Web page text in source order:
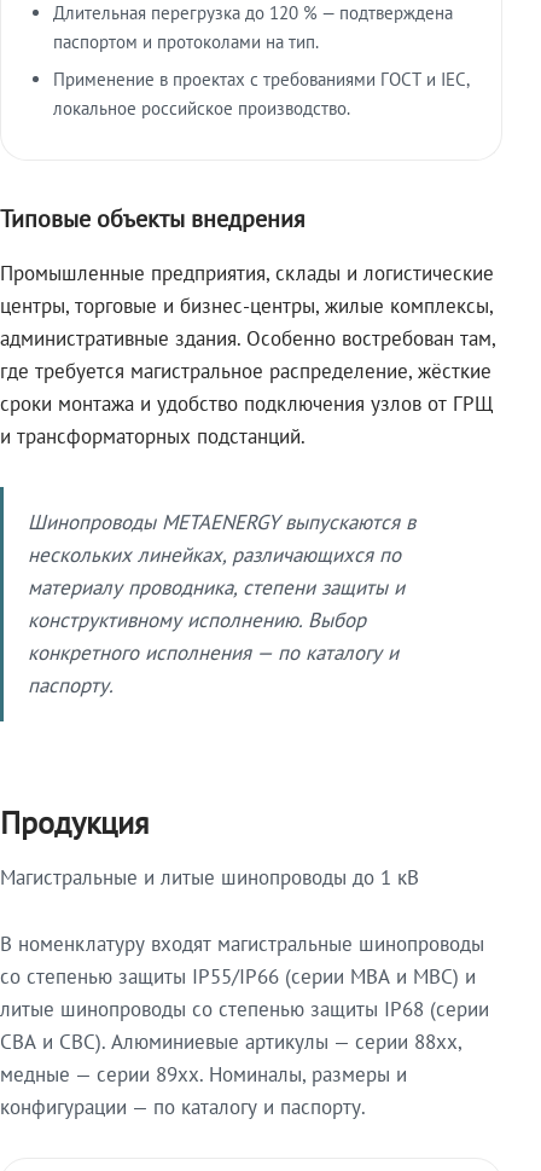
Длительная перегрузка до 120 % — подтверждена
паспортом и протоколами на тип.
Применение в проектах с требованиями ГОСТ и IEC,
локальное российское производство.
Типовые объекты внедрения
Промышленные предприятия, склады и логистические
центры, торговые и бизнес-центры, жилые комплексы,
административные здания. Особенно востребован там,
где требуется магистральное распределение, жёсткие
сроки монтажа и удобство подключения узлов от ГРЩ
и трансформаторных подстанций.
Шинопроводы METAENERGY выпускаются в
нескольких линейках, различающихся по
материалу проводника, степени защиты и
конструктивному исполнению. Выбор
конкретного исполнения — по каталогу и
паспорту.
Продукция
Магистральные и литые шинопроводы до 1 кВ
В номенклатуру входят магистральные шинопроводы
со степенью защиты IP55/IP66 (серии МВА и МВС) и
литые шинопроводы со степенью защиты IP68 (серии
СВА и СВС). Алюминиевые артикулы — серии 88xx,
медные — серии 89xx. Номиналы, размеры и
конфигурации — по каталогу и паспорту.